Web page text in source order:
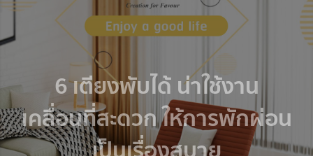
6 เตียงพับได้ น่าใช้งาน
เคลื่อนที่สะดวก ให้การพักผ่อน